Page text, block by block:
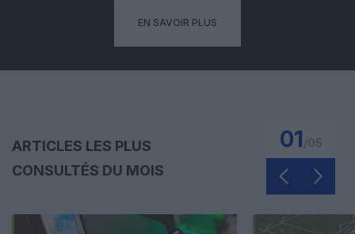
EN SAVOIR PLUS
ARTICLES LES PLUS
CONSULTÉS DU MOIS
01